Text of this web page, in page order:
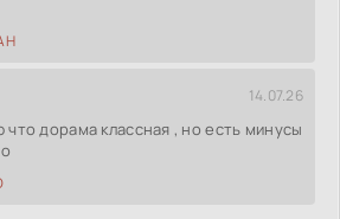
14.07.26
дорама классная , но есть минусы